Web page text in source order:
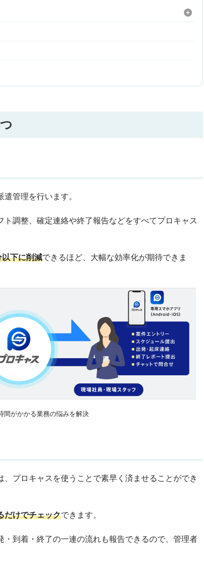
管理を行います。
調整、確定連絡や終了報告などをすべてプロキャス
下に削減できるほど、大幅な効率化が期待できま
間がかかる業務の悩みを解決
プロキャスを使うことで素早く済ませることができ
だけでチェックできます。
到着・終了の一連の流れも報告できるので、管理者